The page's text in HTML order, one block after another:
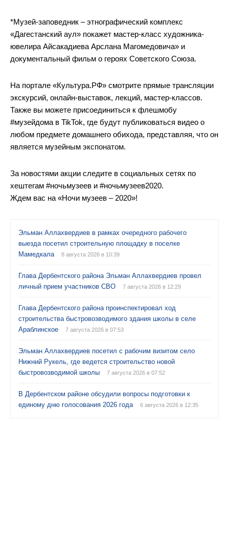
*Музей-заповедник – этнографический комплекс
«Дагестанский аул» покажет мастер-класс художника-
ювелира Айсакадиева Арслана Магомедовича» и
документальный фильм о героях Советского Союза.
На портале «Культура.РФ» смотрите прямые трансляции
экскурсий, онлайн-выставок, лекций, мастер-классов.
Также вы можете присоединиться к флешмобу
#музейдома в TikTok, где будут публиковаться видео о
любом предмете домашнего обихода, представляя, что он
является музейным экспонатом.
За новостями акции следите в социальных сетях по
хештегам #ночьмузеев и #ночьмузеев2020.
Ждем вас на «Ночи музеев – 2020»!
Эльман Аллахвердиев в рамках очередного рабочего
выезда посетил строительную площадку в поселке
Мамедкала
8 августа 2026 в 10:39
Глава Дербентского района Эльман Аллахвердиев провел
личный прием участников СВО
7 августа 2026 в 12:29
Глава Дербентского района проинспектировал ход
строительства быстровозводимого здания школы в селе
Араблинское
7 августа 2026 в 07:53
Эльман Аллахвердиев посетил с рабочим визитом село
Нижний Рукель, где ведется строительство новой
быстровозводимой школы
7 августа 2026 в 07:52
В Дербентском районе обсудили вопросы подготовки к
единому дню голосования 2026 года
6 августа 2026 в 12:35